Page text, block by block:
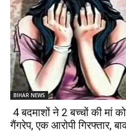
BIHAR NEWS
4 बदमाशों ने 2 बच्चों की मां
गैंगरेप, एक आरोपी गिरफ्तार,